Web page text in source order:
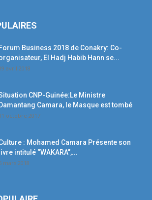
Forum Business 2018 de Conakry: Co-
El Hadj Habib Hann se...
avril 2018
CNP-Guinée:Le Ministre
Damantang Camara, le Masque est tombé
octobre 2017
: Mohamed Camara Présente son
livre intitulé ‘’WAKARA’’,...
mars 2018